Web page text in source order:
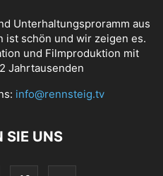
Unterhaltungsproramm aus
ist schön und wir zeigen es.
und Filmproduktion mit
Jahrtausenden
info@rennsteig.tv
SIE UNS